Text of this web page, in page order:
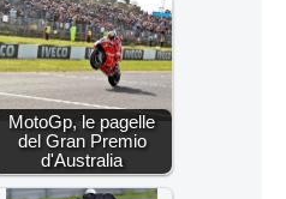
MotoGp, le pagelle
del Gran Premio
d'Australia